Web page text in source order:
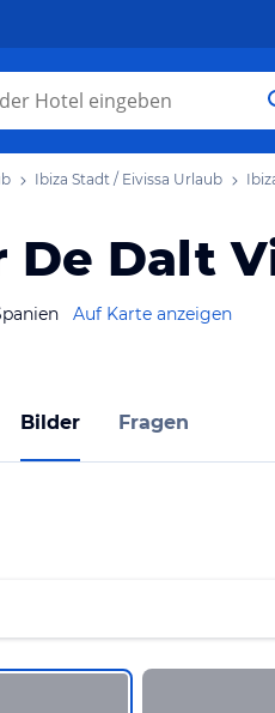
Ibiza Stadt / Eivissa Urlaub
De Dalt
Auf Karte anzeigen
Bilder Fragen